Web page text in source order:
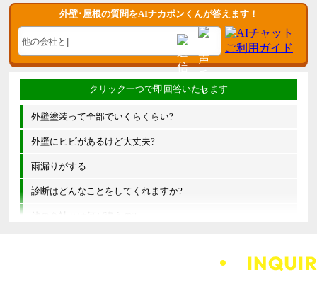
外壁･屋根の質問をAIナカポンくんが答えます！
外壁塗装って全部でいくらくらい?
外壁にヒビがあるけど大丈夫?
雨漏りがする
診断はどんなことをしてくれますか?
他の会社とは何が違うの?